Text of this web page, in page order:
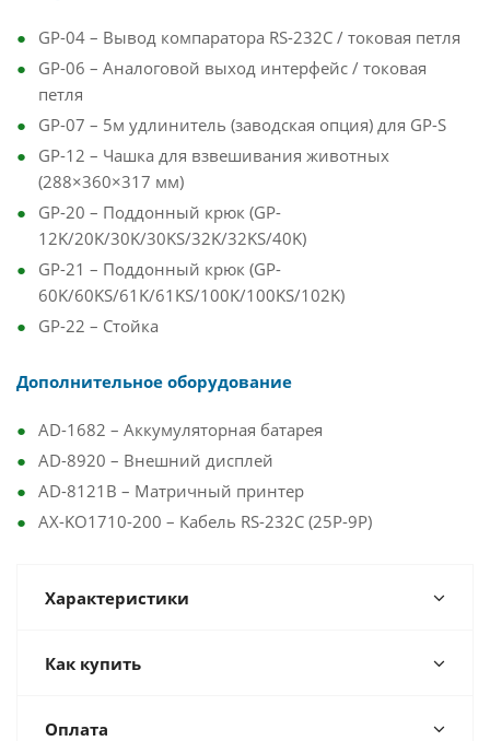
GP-04 – Вывод компаратора RS-232C / токовая петля
GP-06 – Аналоговой выход интерфейс / токовая
петля
GP-07 – 5м удлинитель (заводская опция) для GP-S
GP-12 – Чашка для взвешивания животных
(288×360×317 мм)
GP-20 – Поддонный крюк (GP-
12K/20K/30K/30KS/32K/32KS/40K)
GP-21 – Поддонный крюк (GP-
60K/60KS/61K/61KS/100K/100KS/102K)
GP-22 – Стойка
Дополнительное оборудование
AD-1682 – Аккумуляторная батарея
AD-8920 – Внешний дисплей
AD-8121В – Матричный принтер
AX-KO1710-200 – Кабель RS-232C (25P-9P)
Характеристики
Как купить
Оплата